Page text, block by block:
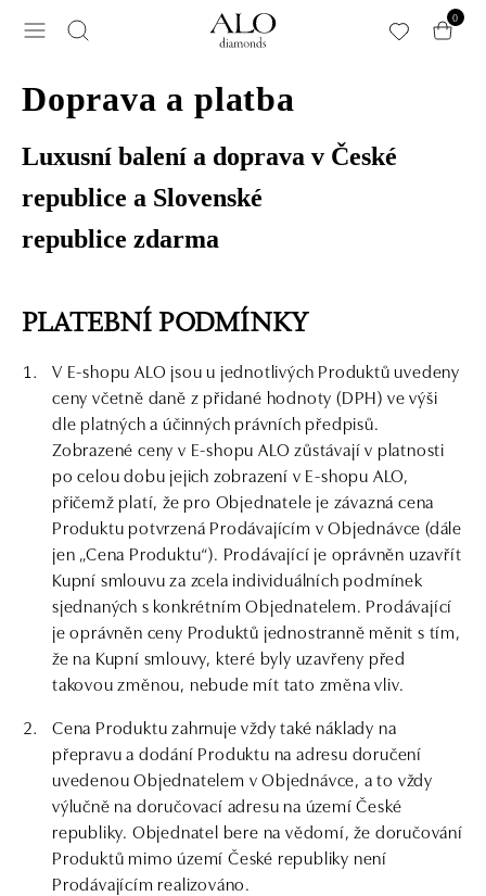
0
Doprava a platba
Luxusní balení a doprava v České
republice a Slovenské
republice zdarma
PLATEBNÍ PODMÍNKY
V E-shopu ALO jsou u jednotlivých Produktů uvedeny
ceny včetně daně z přidané hodnoty (DPH) ve výši
dle platných a účinných právních předpisů.
Zobrazené ceny v E-shopu ALO zůstávají v platnosti
po celou dobu jejich zobrazení v E-shopu ALO,
přičemž platí, že pro Objednatele je závazná cena
Produktu potvrzená Prodávajícím v Objednávce (dále
jen „Cena Produktu“). Prodávající je oprávněn uzavřít
Kupní smlouvu za zcela individuálních podmínek
sjednaných s konkrétním Objednatelem. Prodávající
je oprávněn ceny Produktů jednostranně měnit s tím,
že na Kupní smlouvy, které byly uzavřeny před
takovou změnou, nebude mít tato změna vliv.
Cena Produktu zahrnuje vždy také náklady na
přepravu a dodání Produktu na adresu doručení
uvedenou Objednatelem v Objednávce, a to vždy
výlučně na doručovací adresu na území České
republiky. Objednatel bere na vědomí, že doručování
Produktů mimo území České republiky není
Prodávajícím realizováno.